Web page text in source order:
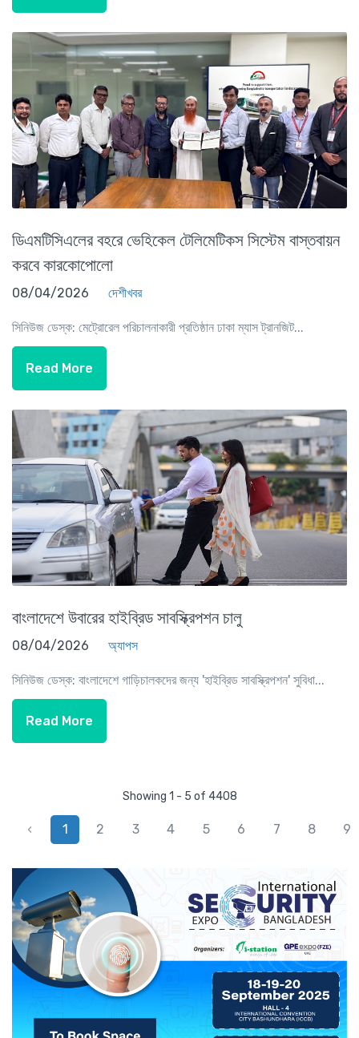
ডিএমটিসিএলের বহরে ভেহিকেল টেলিমেটিকস সিস্টেম বাস্তবায়ন
করবে কারকোপোলো
08/04/2026 দেশীখবর
সিনিউজ ডেস্ক: মেট্রোরেল পরিচালনাকারী প্রতিষ্ঠান ঢাকা ম্যাস ট্রানজিট...
Read More
বাংলাদেশে উবারের হাইব্রিড সাবস্ক্রিপশন চালু
08/04/2026 অ্যাপস
সিনিউজ ডেস্ক: বাংলাদেশে গাড়িচালকদের জন্য 'হাইব্রিড সাবস্ক্রিপশন' সুবিধা...
Read More
Showing 1 - 5 of 4408
‹ 1 2 3 4 5 6 7 8 9